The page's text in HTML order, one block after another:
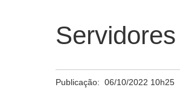
Publicação: 06/10/2022 10h25